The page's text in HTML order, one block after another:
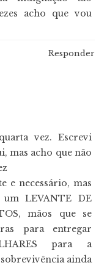
acho que vou
Responder
vez. Escrevi
mas acho que não
e necessário, mas
LEVANTE DE
mãos que se
para entregar
para a
sobrevivência ainda